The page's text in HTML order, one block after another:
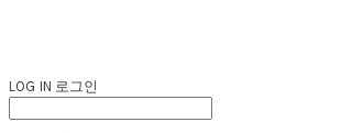
LOG IN 로그인